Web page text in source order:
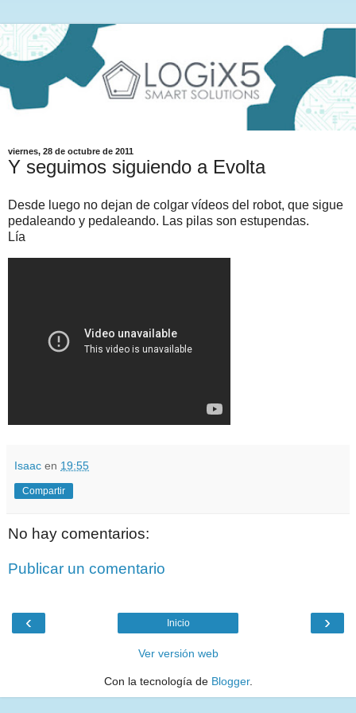
viernes, 28 de octubre de 2011
Y seguimos siguiendo a Evolta
Desde luego no dejan de colgar vídeos del robot, que sigue
pedaleando y pedaleando. Las pilas son estupendas.
Lía
Isaac en 19:55
Compartir
No hay comentarios:
Publicar un comentario
‹ ›
Inicio
Ver versión web
Con la tecnología de Blogger.